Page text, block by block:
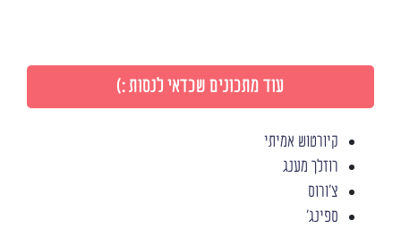
עוד מתכונים שכדאי לנסות :)
קיורטוש אמיתי
רוזלך מענג
צ'ורוס
ספינג'